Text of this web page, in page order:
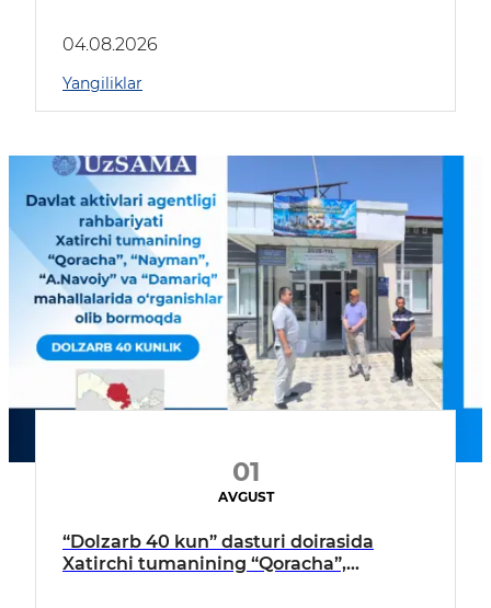
04.08.2026
Yangiliklar
01
AVGUST
“Dolzarb 40 kun” dasturi doirasida
Xatirchi tumanining “Qoracha”,